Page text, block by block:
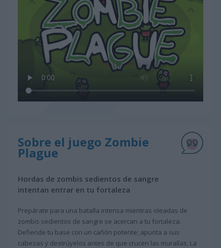
Sobre el juego Zombie
Plague
Hordas de zombis sedientos de sangre
intentan entrar en tu fortaleza
Prepárate para una batalla intensa mientras oleadas de
zombis sedientos de sangre se acercan a tu fortaleza.
Defiende tu base con un cañón potente; apunta a sus
cabezas y destrúyelos antes de que crucen las murallas. La